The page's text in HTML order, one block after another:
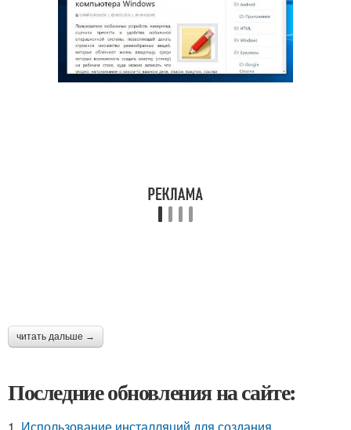
читать дальше →
Последние обновления на сайте: